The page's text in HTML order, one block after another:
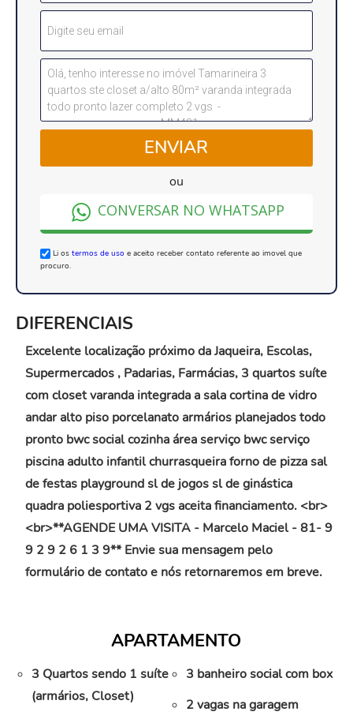
ENVIAR
ou
CONVERSAR NO WHATSAPP
Li os termos de uso e aceito receber contato referente ao imovel que
procuro.
DIFERENCIAIS
Excelente localização próximo da Jaqueira, Escolas,
Supermercados , Padarias, Farmácias, 3 quartos suíte
com closet varanda integrada a sala cortina de vidro
andar alto piso porcelanato armários planejados todo
pronto bwc social cozinha área serviço bwc serviço
piscina adulto infantil churrasqueira forno de pizza sal
de festas playground sl de jogos sl de ginástica
quadra poliesportiva 2 vgs aceita financiamento. <br>
<br>**AGENDE UMA VISITA - Marcelo Maciel - 81- 9
9 2 9 2 6 1 3 9** Envie sua mensagem pelo
formulário de contato e nós retornaremos em breve.
APARTAMENTO
3 Quartos sendo 1 suíte
(armários, Closet)
3 banheiro social com box
2 vagas na garagem